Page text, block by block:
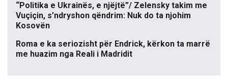
“Politika e Ukrainës, e njëjtë”/ Zelensky takim me
Vuçiçin, s’ndryshon qëndrim: Nuk do ta njohim
Kosovën
Roma e ka seriozisht për Endrick, kërkon ta marrë
me huazim nga Reali i Madridit